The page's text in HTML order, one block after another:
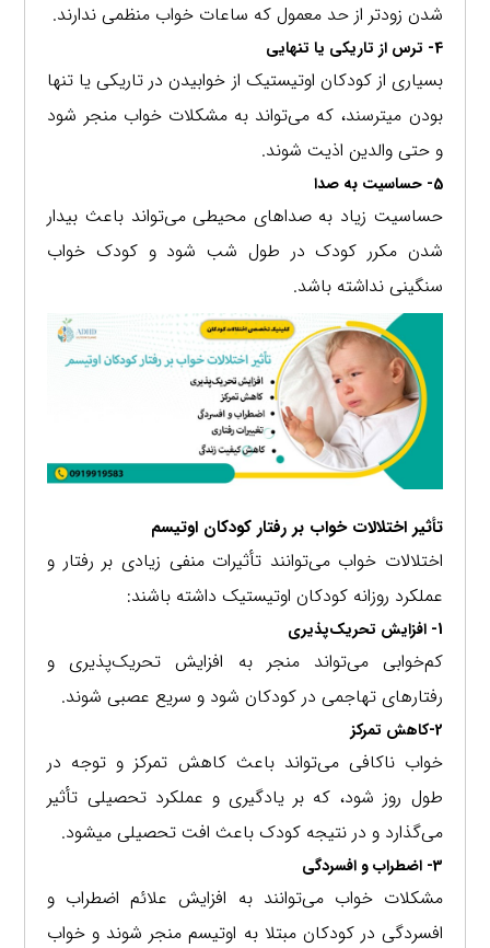
شدن زودتر از حد معمول که ساعات خواب منظمی ندارند.
4- ترس از تاریکی یا تنهایی
بسیاری از کودکان اوتیستیک از خوابیدن در تاریکی یا تنها
بودن میترسند، که می‌تواند به مشکلات خواب منجر شود
و حتی والدین اذیت شوند.
5- حساسیت به صدا
حساسیت زیاد به صداهای محیطی می‌تواند باعث بیدار
شدن مکرر کودک در طول شب شود و کودک خواب
سنگینی نداشته باشد.
تأثیر اختلالات خواب بر رفتار کودکان اوتیسم
اختلالات خواب می‌توانند تأثیرات منفی زیادی بر رفتار و
عملکرد روزانه کودکان اوتیستیک داشته باشند:
1- افزایش تحریک‌پذیری
کم‌خوابی می‌تواند منجر به افزایش تحریک‌پذیری و
رفتارهای تهاجمی در کودکان شود و سریع عصبی شوند.
2-کاهش تمرکز
خواب ناکافی می‌تواند باعث کاهش تمرکز و توجه در
طول روز شود، که بر یادگیری و عملکرد تحصیلی تأثیر
می‌گذارد و در نتیجه کودک باعث افت تحصیلی میشود.
3- اضطراب و افسردگی
مشکلات خواب می‌توانند به افزایش علائم اضطراب و
افسردگی در کودکان مبتلا به اوتیسم منجر شوند و خواب